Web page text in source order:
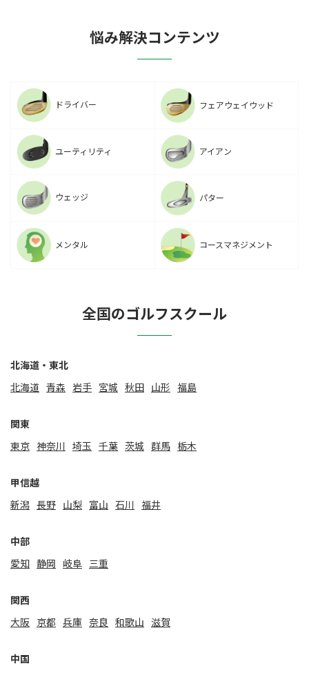
悩み解決コンテンツ
ドライバー フェアウェイウッド
ユーティリティ アイアン
ウェッジ パター
メンタル コースマネジメント
全国のゴルフスクール
北海道・東北
北海道 ⻘森 岩手 宮城 秋田 山形 福島
関東
東京 神奈川 埼玉 千葉 茨城 群馬 栃木
甲信越
新潟 ⻑野 山梨 富山 石川 福井
中部
愛知 静岡 岐阜 三重
関⻄
大阪
京都 兵庫 奈良 和歌山 滋賀
中国